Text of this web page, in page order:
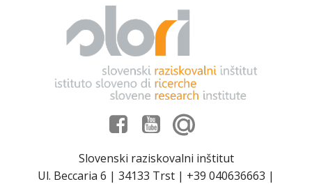
Slovenski raziskovalni inštitut
Ul. Beccaria 6 | 34133 Trst | +39 040636663 |